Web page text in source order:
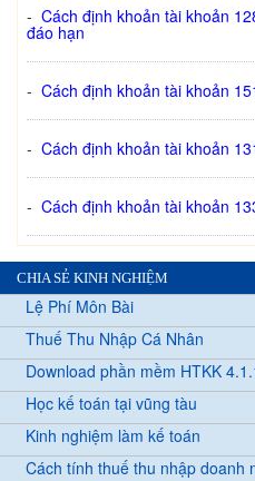
- Cách định khoản tài khoản
đáo hạn
- Cách định khoản tài khoản
- Cách định khoản tài khoản
- Cách định khoản tài khoản
CHIA SẺ KINH NGHIỆM
Lệ Phí Môn Bài
Thuế Thu Nhập Cá Nhân
Download phần mềm HTKK
Học kế toán tại vũng tàu
Kinh nghiệm làm kế toán
Cách tính thuế thu nhập doanh